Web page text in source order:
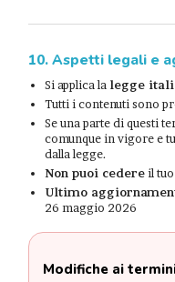
10. Aspetti legali e
Si applica la legge
Tutti i contenuti sono
Se una parte di questi
comunque in vigore e
dalla legge.
Non puoi cedere il
Ultimo
26 maggio 2026
Modifiche ai